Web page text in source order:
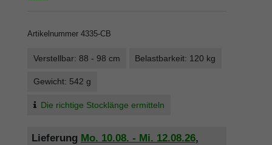
Artikelnummer 4335-CB
Verstellbar: 88 - 98 cm Belastbarkeit: 120 kg
Gewicht: 542 g
Die richtige Stocklänge ermitteln
Lieferung Mo. 10.08. - Mi. 12.08.26,